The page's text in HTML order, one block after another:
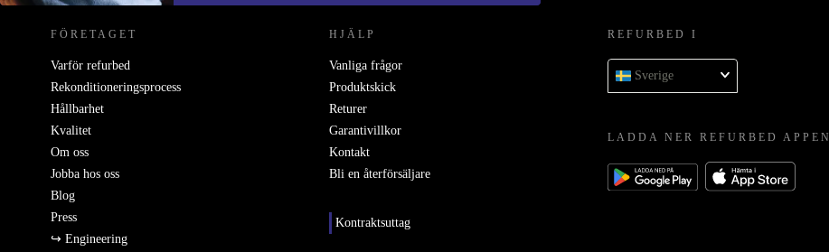
FÖRETAGET
Varför refurbed
Rekonditioneringsprocess
Hållbarhet
Kvalitet
Om oss
Jobba hos oss
Blog
Press
↪ Engineering
HJÄLP
Vanliga frågor
Produktskick
Returer
Garantivillkor
Kontakt
Bli en återförsäljare
Kontraktsuttag
REFURBED I
Sverige
LADDA NER REFURBED APPEN